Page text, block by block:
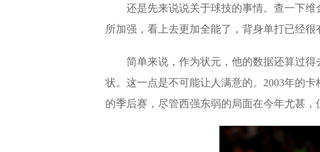
还是先来说说关于球技的事情。查一下
所加强，看上去更加全能了，背身单打已
简单来说，作为状元，他的数据还算过
状。这一点是不可能让人满意的。2003年的
的季后赛，尽管西强东弱的局面在今年尤甚